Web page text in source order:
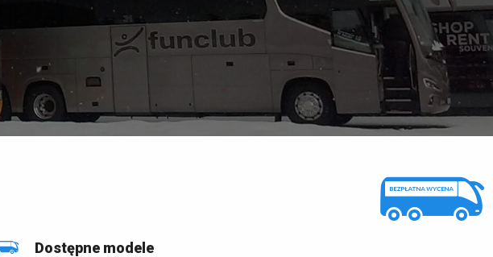
Dostępne modele